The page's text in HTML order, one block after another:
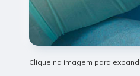
Clique na imagem para